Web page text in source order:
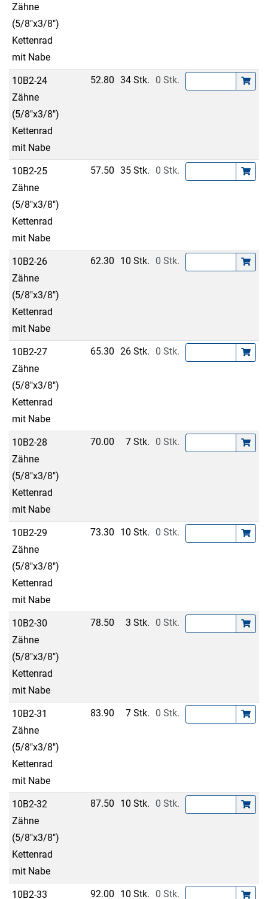
Zähne
(5/8"x3/8")
Kettenrad
mit Nabe
10B2-24
Zähne
(5/8"x3/8")
Kettenrad
mit Nabe
52.80 34 Stk. 0 Stk.
10B2-25
Zähne
(5/8"x3/8")
Kettenrad
mit Nabe
57.50 35 Stk. 0 Stk.
10B2-26
Zähne
(5/8"x3/8")
Kettenrad
mit Nabe
62.30 10 Stk. 0 Stk.
10B2-27
Zähne
(5/8"x3/8")
Kettenrad
mit Nabe
65.30 26 Stk. 0 Stk.
10B2-28
Zähne
(5/8"x3/8")
Kettenrad
mit Nabe
70.00 7 Stk. 0 Stk.
10B2-29
Zähne
(5/8"x3/8")
Kettenrad
mit Nabe
73.30 10 Stk. 0 Stk.
10B2-30
Zähne
(5/8"x3/8")
Kettenrad
mit Nabe
78.50 3 Stk. 0 Stk.
10B2-31
Zähne
(5/8"x3/8")
Kettenrad
mit Nabe
83.90 7 Stk. 0 Stk.
10B2-32
Zähne
(5/8"x3/8")
Kettenrad
mit Nabe
87.50 10 Stk. 0 Stk.
10B2-33
92.00 10 Stk. 0 Stk.